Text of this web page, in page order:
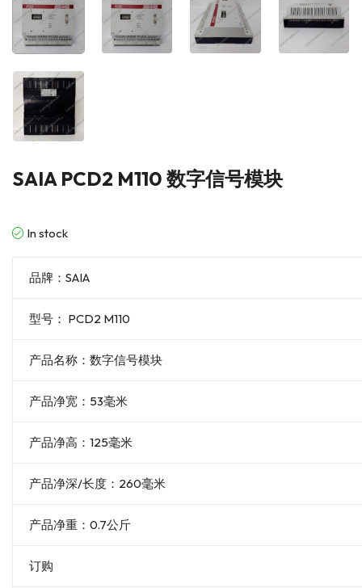
SAIA PCD2 M110 数字信号模块
In stock
品牌：SAIA
型号： PCD2 M110
产品名称：数字信号模块
产品净宽：53毫米
产品净高：125毫米
产品净深/长度：260毫米
产品净重：0.7公斤
订购